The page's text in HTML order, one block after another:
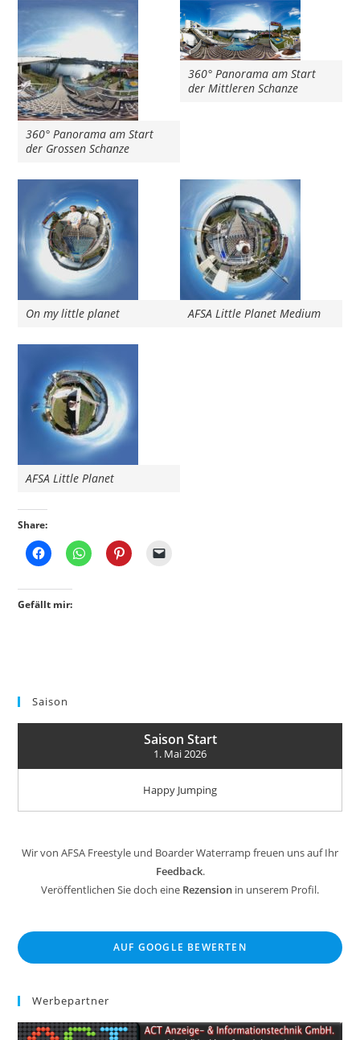
360° Panorama am Start
der Grossen Schanze
360° Panorama am Start
der Mittleren Schanze
On my little planet AFSA Little Planet Medium
AFSA Little Planet
Share:
Gefällt mir:
Saison
Saison Start
1. Mai 2026
Happy Jumping
Wir von AFSA Freestyle und Boarder Waterramp freuen uns auf Ihr
Feedback.
Veröffentlichen Sie doch eine Rezension in unserem Profil.
AUF GOOGLE BEWERTEN
Werbepartner